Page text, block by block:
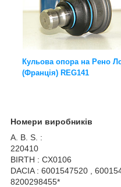
Кульова опора на Рено
(Франція) REG141
Номери виробників
A. B. S. :
220410
BIRTH : CX0106
DACIA : 6001547520 ,
8200298455*